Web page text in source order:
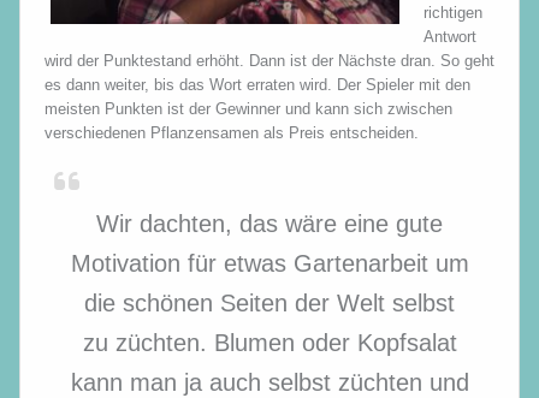
richtigen
Antwort
wird der Punktestand erhöht. Dann ist der Nächste dran. So geht
es dann weiter, bis das Wort erraten wird. Der Spieler mit den
meisten Punkten ist der Gewinner und kann sich zwischen
verschiedenen Pflanzensamen als Preis entscheiden.
Wir dachten, das wäre eine gute
Motivation für etwas Gartenarbeit um
die schönen Seiten der Welt selbst
zu züchten. Blumen oder Kopfsalat
kann man ja auch selbst züchten und